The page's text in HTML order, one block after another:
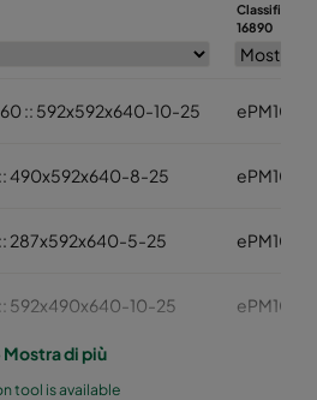
16890
:: 592x592x640-10-25 ePM10
:: 490x592x640-8-25 ePM10
287x592x640-5-25 ePM10
592x490x640-10-25 ePM10
:: 490x490x640-8-25
Mostra di più
tool is available